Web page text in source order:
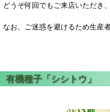
どうぞ何回でもご来店いただき
なお、ご迷惑を避けるため生産